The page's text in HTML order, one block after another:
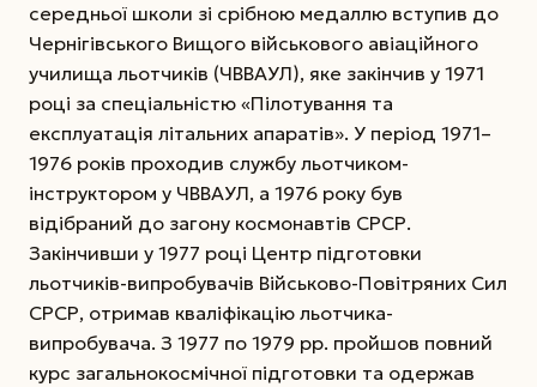
середньої школи зі срібною медаллю вступив до
Чернігівського Вищого військового авіаційного
училища льотчиків (ЧВВАУЛ), яке закінчив у 1971
році за спеціальністю «Пілотування та
експлуатація літальних апаратів». У період 1971–
1976 років проходив службу льотчиком-
інструктором у ЧВВАУЛ, а 1976 року був
відібраний до загону космонавтів СРСР.
Закінчивши у 1977 році Центр підготовки
льотчиків-випробувачів Військово-Повітряних Сил
СРСР, отримав кваліфікацію льотчика-
випробувача. З 1977 по 1979 рр. пройшов повний
курс загальнокосмічної підготовки та одержав